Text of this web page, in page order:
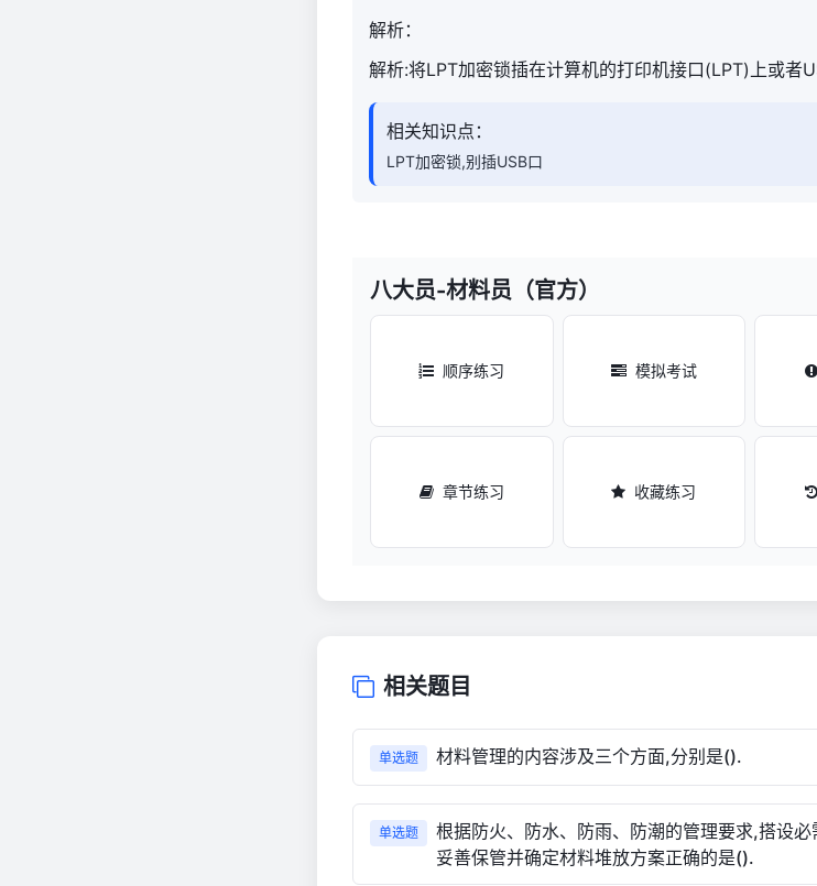
解析：
解析:将LPT加密锁插在计算机的打印机接口(LPT)上或者
相关知识点：
LPT加密锁,别插USB口
八大员-材料员（官方）
顺序练习 模拟考试
章节练习 收藏练习
相关题目
单选题 材料管理的内容涉及三个方面,分别是().
单选题
根据防火、防水、防雨、防潮的管理要求,搭设
妥善保管并确定材料堆放方案正确的是().